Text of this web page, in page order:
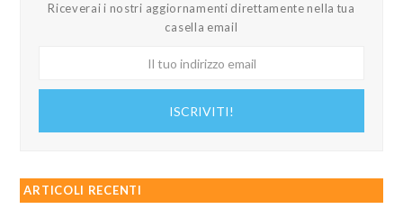
Riceverai i nostri aggiornamenti direttamente nella tua
casella email
ISCRIVITI!
ARTICOLI RECENTI